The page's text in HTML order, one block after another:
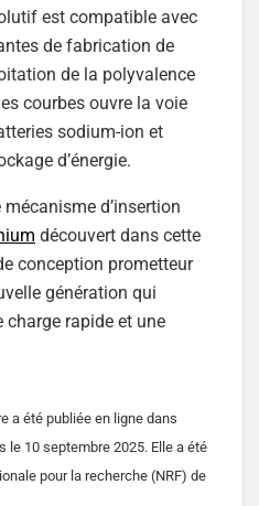
est compatible avec
de fabrication de
de la polyvalence
courbes ouvre la voie
sodium-ion et
d’énergie.
mécanisme d’insertion
découvert dans cette
conception prometteur
génération qui
rapide et une
a été publiée en ligne dans
le 10 septembre 2025. Elle a été
pour la recherche (NRF) de